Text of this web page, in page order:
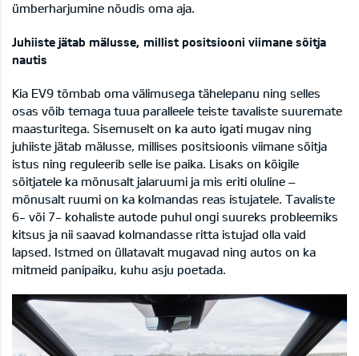
ümberharjumine nõudis oma aja.
Juhiiste jätab mälusse, millist positsiooni viimane sõitja
nautis
Kia EV9 tõmbab oma välimusega tähelepanu ning selles
osas võib temaga tuua paralleele teiste tavaliste suuremate
maasturitega. Sisemuselt on ka auto igati mugav ning
juhiiste jätab mälusse, millises positsioonis viimane sõitja
istus ning reguleerib selle ise paika. Lisaks on kõigile
sõitjatele ka mõnusalt jalaruumi ja mis eriti oluline –
mõnusalt ruumi on ka kolmandas reas istujatele. Tavaliste
6- või 7- kohaliste autode puhul ongi suureks probleemiks
kitsus ja nii saavad kolmandasse ritta istujad olla vaid
lapsed. Istmed on üllatavalt mugavad ning autos on ka
mitmeid panipaiku, kuhu asju poetada.